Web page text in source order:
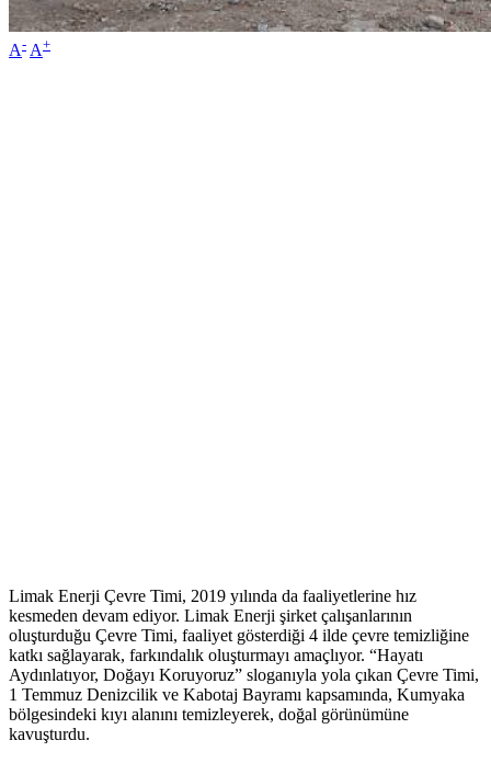
A- A+
Limak Enerji Çevre Timi, 2019 yılında da faaliyetlerine hız
kesmeden devam ediyor. Limak Enerji şirket çalışanlarının
oluşturduğu Çevre Timi, faaliyet gösterdiği 4 ilde çevre temizliğine
katkı sağlayarak, farkındalık oluşturmayı amaçlıyor. “Hayatı
Aydınlatıyor, Doğayı Koruyoruz” sloganıyla yola çıkan Çevre Timi,
1 Temmuz Denizcilik ve Kabotaj Bayramı kapsamında, Kumyaka
bölgesindeki kıyı alanını temizleyerek, doğal görünümüne
kavuşturdu.